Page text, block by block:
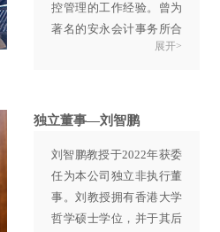
位，并于美国加州大学柏
克莱分校取得机械工程硕
士及博士学位。唐教授现
文章，是多家报章及杂志
的专栏作者。
曾博士曾担任股份在联交
的独立非执行董事。
控管理的工作经验。曾为
著名的安永会计事务所合
伙人，主要负责风险管理
团首席财务官，主要负责
资源及内控。
展开>
独立董事—刘智鹏
刘智鹏教授于2022年获委
任为本公司独立非执行董
事。刘教授拥有香港大学
哲学硕士学位，并于其后